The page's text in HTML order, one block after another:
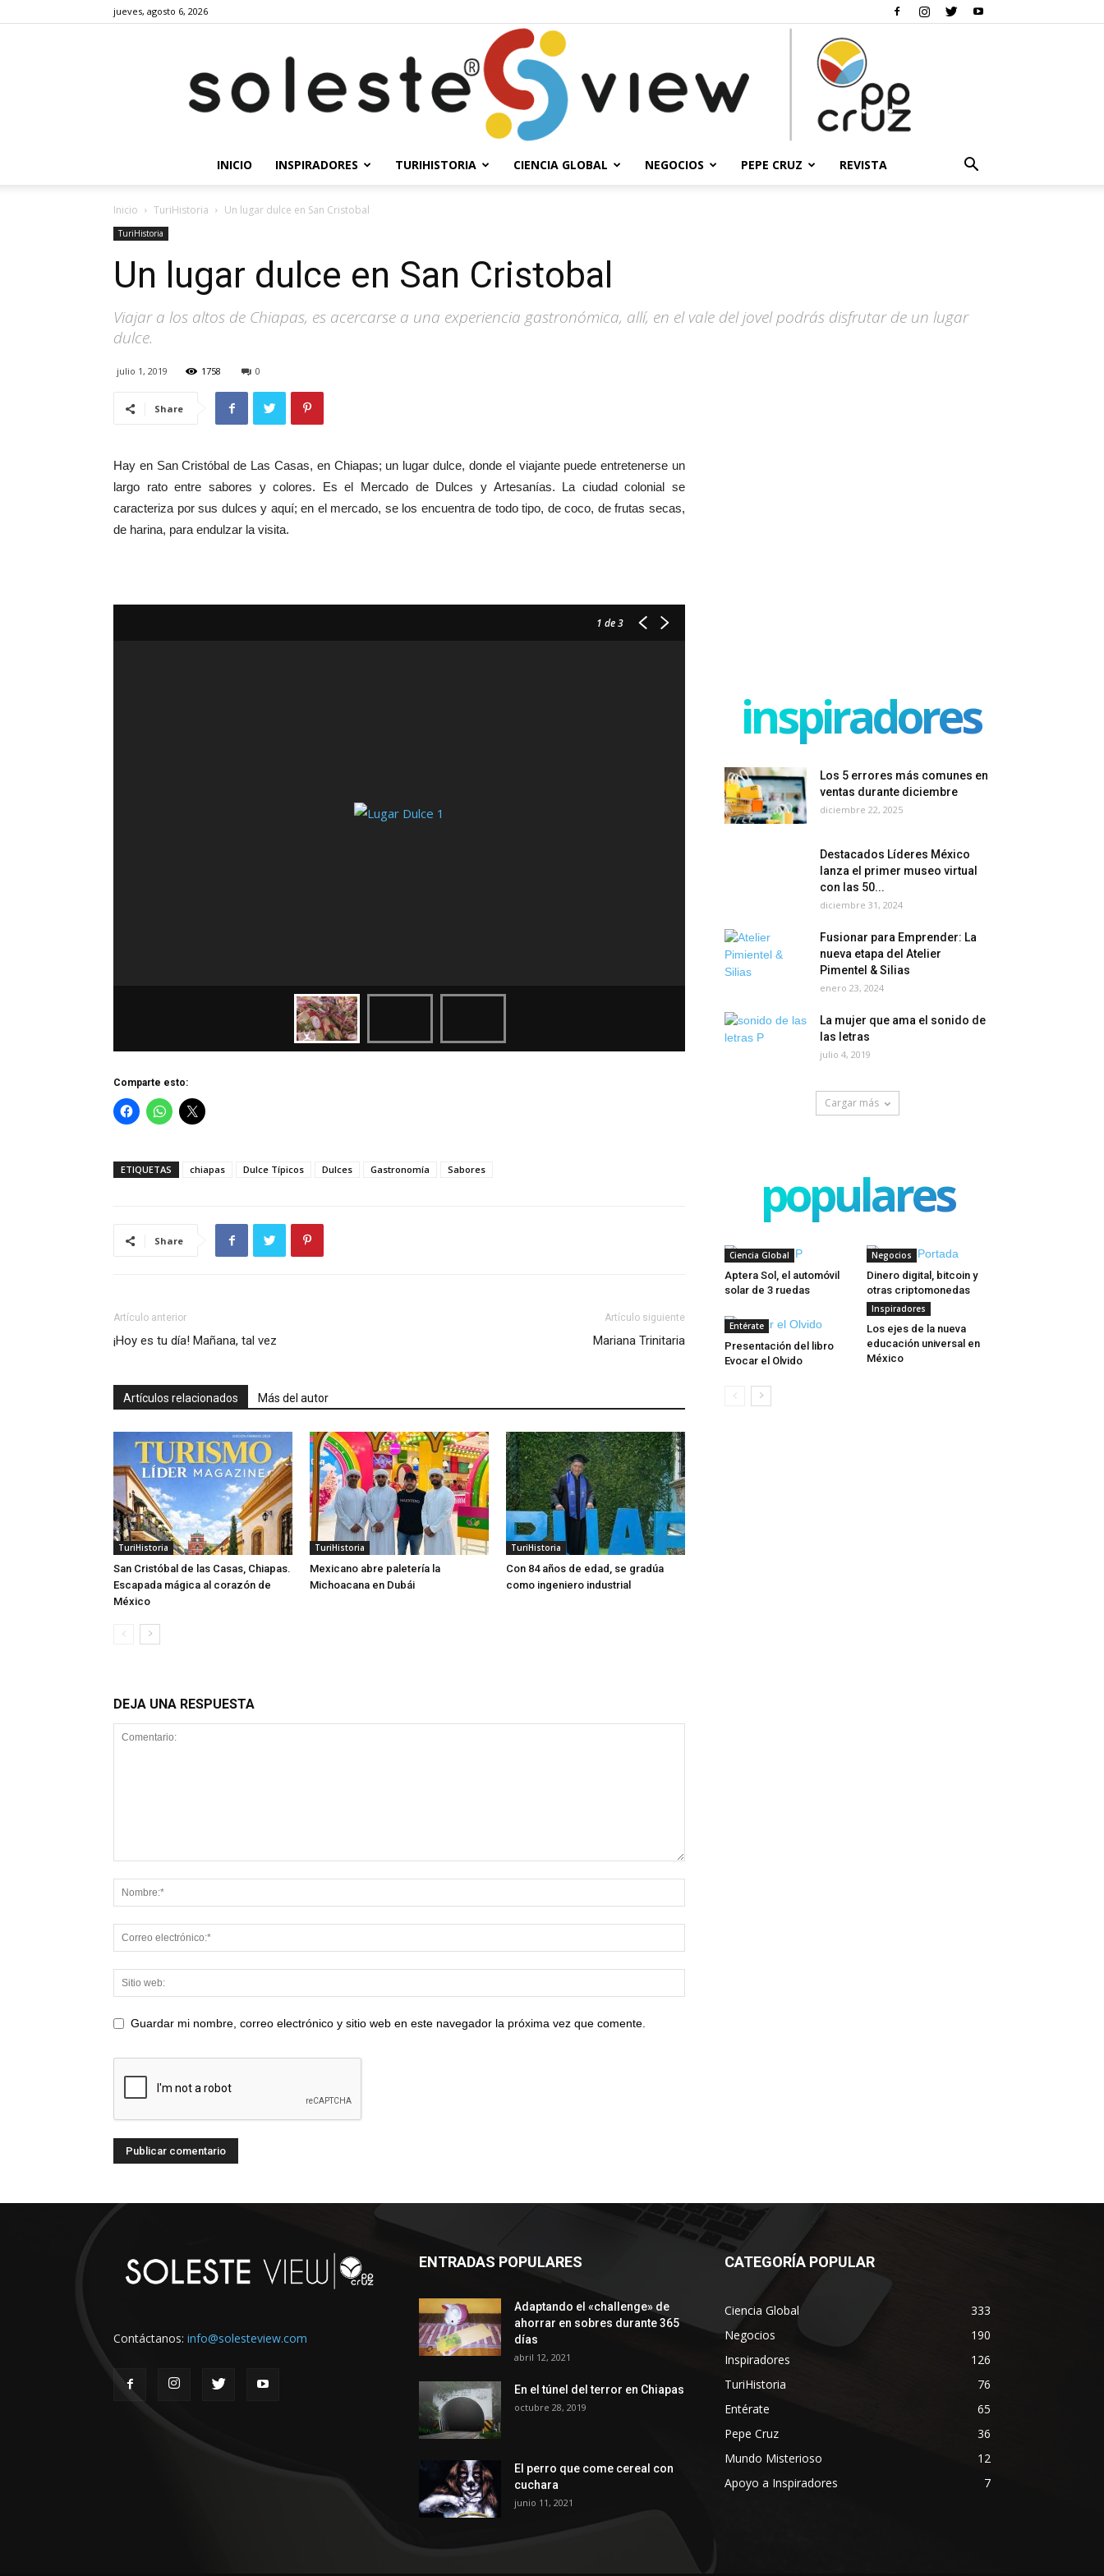
jueves, agosto 6, 2026
INICIO INSPIRADORES TURIHISTORIA CIENCIA GLOBAL NEGOCIOS PEPE CRUZ REVISTA
Inicio TuriHistoria Un lugar dulce en San Cristobal
TuriHistoria
Un lugar dulce en San Cristobal
Viajar a los altos de Chiapas, es acercarse a una experiencia gastronómica, allí, en el vale del jovel podrás disfrutar de un lugar
dulce.
julio 1, 2019 1758 0
Share
Hay en San Cristóbal de Las Casas, en Chiapas; un lugar dulce, donde el viajante puede entretenerse un
largo rato entre sabores y colores. Es el Mercado de Dulces y Artesanías. La ciudad colonial se
caracteriza por sus dulces y aquí; en el mercado, se los encuentra de todo tipo, de coco, de frutas secas,
de harina, para endulzar la visita.
1 de 3
Comparte esto:
ETIQUETAS chiapas Dulce Típicos Dulces Gastronomía Sabores
Share
Artículo anterior
¡Hoy es tu día! Mañana, tal vez
Artículo siguiente
Mariana Trinitaria
Artículos relacionados Más del autor
TuriHistoria
San Cristóbal de las Casas, Chiapas.
Escapada mágica al corazón de
México
TuriHistoria
Mexicano abre paletería la
Michoacana en Dubái
TuriHistoria
Con 84 años de edad, se gradúa
como ingeniero industrial
DEJA UNA RESPUESTA
Guardar mi nombre, correo electrónico y sitio web en este navegador la próxima vez que comente.
inspiradores
Los 5 errores más comunes en
ventas durante diciembre
diciembre 22, 2025
Destacados Líderes México
lanza el primer museo virtual
con las 50...
diciembre 31, 2024
Fusionar para Emprender: La
nueva etapa del Atelier
Pimentel & Silias
enero 23, 2024
La mujer que ama el sonido de
las letras
julio 4, 2019
Cargar más
populares
Ciencia Global
Aptera Sol, el automóvil
solar de 3 ruedas
Negocios
Dinero digital, bitcoin y
otras criptomonedas
Entérate
Presentación del libro
Evocar el Olvido
Inspiradores
Los ejes de la nueva
educación universal en
México
Contáctanos: info@solesteview.com
ENTRADAS POPULARES
Adaptando el «challenge» de
ahorrar en sobres durante 365
días
abril 12, 2021
En el túnel del terror en Chiapas
octubre 28, 2019
El perro que come cereal con
cuchara
junio 11, 2021
CATEGORÍA POPULAR
Ciencia Global
333
Negocios
190
Inspiradores
126
TuriHistoria
76
Entérate
65
Pepe Cruz
36
Mundo Misterioso
12
Apoyo a Inspiradores
7